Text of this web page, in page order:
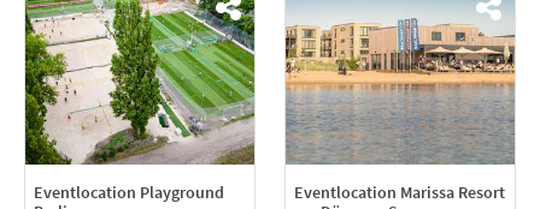
Eventlocation Playground
Eventlocation Marissa Resort